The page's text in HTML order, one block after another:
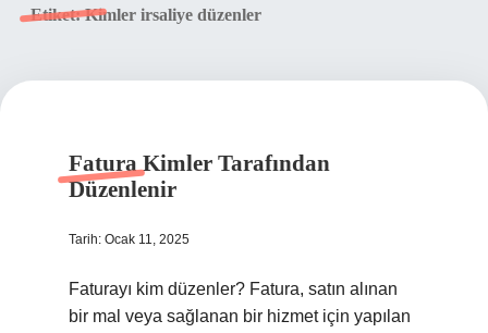
Etiket:Kimler irsaliye düzenler
Fatura Kimler Tarafından
Düzenlenir
Tarih: Ocak 11, 2025
Faturayı kim düzenler? Fatura, satın alınan
bir mal veya sağlanan bir hizmet için yapılan